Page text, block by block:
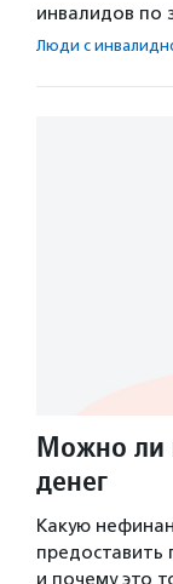
инвалидов по
Люди с
Можно ли
денег
Какую
предоставить
и почему это